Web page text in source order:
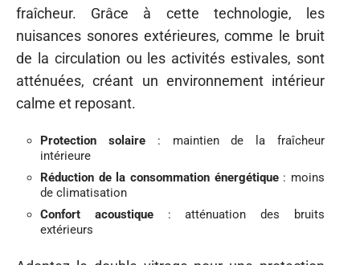
fraîcheur. Grâce à cette technologie, les
nuisances sonores extérieures, comme le bruit
de la circulation ou les activités estivales, sont
atténuées, créant un environnement intérieur
calme et reposant.
Protection solaire: maintien de la fraîcheur
intérieure
Réduction de la consommation énergétique: moins
de climatisation
Confort acoustique: atténuation des bruits
extérieurs